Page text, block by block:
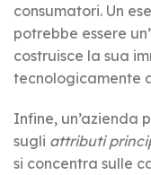
consumatori. Un
potrebbe essere
costruisce la sua
tecnologicamente
Infine, un’azienda
sugli attributi
si concentra sulle